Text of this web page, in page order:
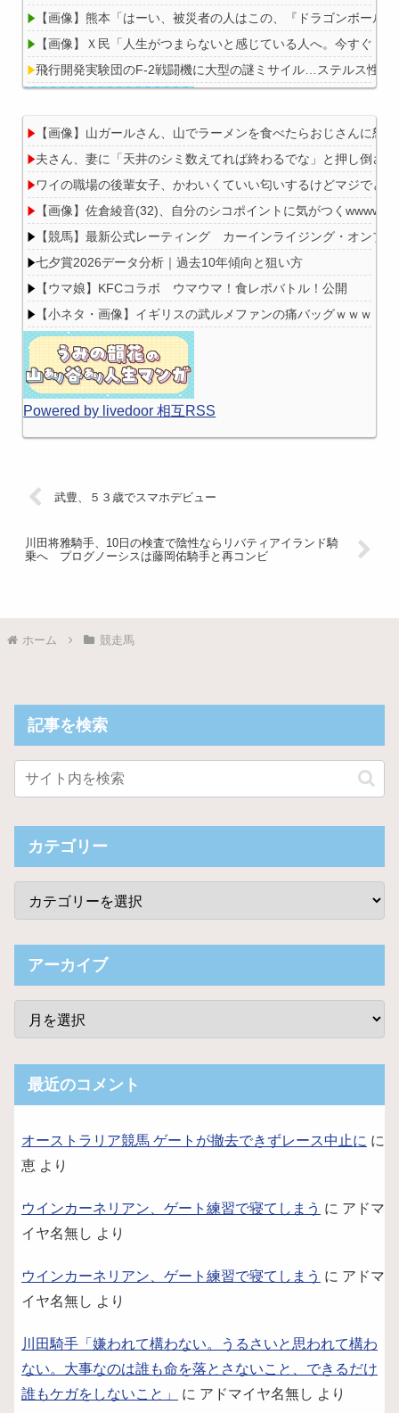
【画像】熊本「はーい、被災者の人はこの、『ドラゴンボール
【画像】Ｘ民「人生がつまらないと感じている人へ。今すぐ『
飛行開発実験団のF-2戦闘機に大型の謎ミサイル…ステルス性と
Powered by livedoor 相互RSS
【画像】山ガールさん、山でラーメンを食べたらおじさんに怒
夫さん、妻に「天井のシミ数えてれば終わるでな」と押し倒さ
ワイの職場の後輩女子、かわいくていい匂いするけどマジでと
【画像】佐倉綾音(32)、自分のシコポイントに気がつく
【競馬】最新公式レーティング カーインライジング・オン
七夕賞2026データ分析｜過去10年傾向と狙い方
【ウマ娘】KFCコラボ ウマウマ！食レポバトル！公開
【小ネタ・画像】イギリスの武ルメファンの痛バッグｗｗｗ
Powered by livedoor 相互RSS
武豊、５３歳でスマホデビュー
川田将雅騎手、10日の検査で陰性ならリバティアイランド騎
乗へ プログノーシスは藤岡佑騎手と再コンビ
ホーム 競走馬
記事を検索
カテゴリー
アーカイブ
最近のコメント
オーストラリア競馬 ゲートが撤去できずレース中止に に
恵 より
ウインカーネリアン、ゲート練習で寝てしまう に アドマ
イヤ名無し より
ウインカーネリアン、ゲート練習で寝てしまう に アドマ
イヤ名無し より
川田騎手「嫌われて構わない。うるさいと思われて構わ
ない。大事なのは誰も命を落とさないこと、できるだけ
誰もケガをしないこと」
に アドマイヤ名無し より